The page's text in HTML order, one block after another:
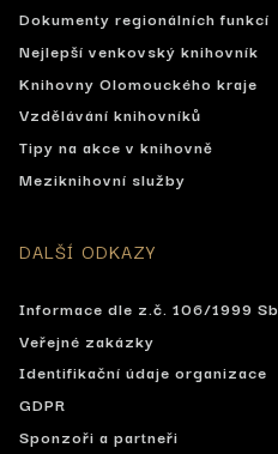
Dokumenty regionálních funkcí
Nejlepší venkovský knihovník
Knihovny Olomouckého kraje
Vzdělávání knihovníků
Tipy na akce v knihovně
Meziknihovní služby
DALŠÍ ODKAZY
Informace dle z.č. 106/1999 Sb
Veřejné zakázky
Identifikační údaje organizace
GDPR
Sponzoři a partneři